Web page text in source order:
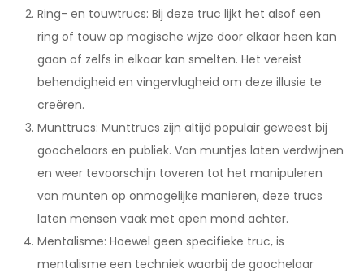
Ring- en touwtrucs: Bij deze truc lijkt het alsof een
ring of touw op magische wijze door elkaar heen kan
gaan of zelfs in elkaar kan smelten. Het vereist
behendigheid en vingervlugheid om deze illusie te
creëren.
Munttrucs: Munttrucs zijn altijd populair geweest bij
goochelaars en publiek. Van muntjes laten verdwijnen
en weer tevoorschijn toveren tot het manipuleren
van munten op onmogelijke manieren, deze trucs
laten mensen vaak met open mond achter.
Mentalisme: Hoewel geen specifieke truc, is
mentalisme een techniek waarbij de goochelaar